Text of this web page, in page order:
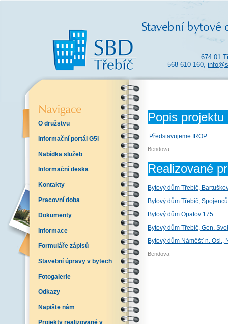
674 01
568 610 160,
O družstvu
Informační portál G5i
Nabídka služeb
Informační deska
Kontakty
Pracovní doba
Dokumenty
Informace
Formuláře zápisů
Stavební úpravy v bytech
Fotogalerie
Odkazy
Napište nám
Projekty realizované v
Popis projektu
Představujeme IROP
Bendova
Realizované
Bytový dům Třebíč,
Bytový dům Třebíč,
Bytový dům Opatov 175
Bytový dům Třebíč, Gen.
Bytový dům Náměšť n. Osl.,
Bendova